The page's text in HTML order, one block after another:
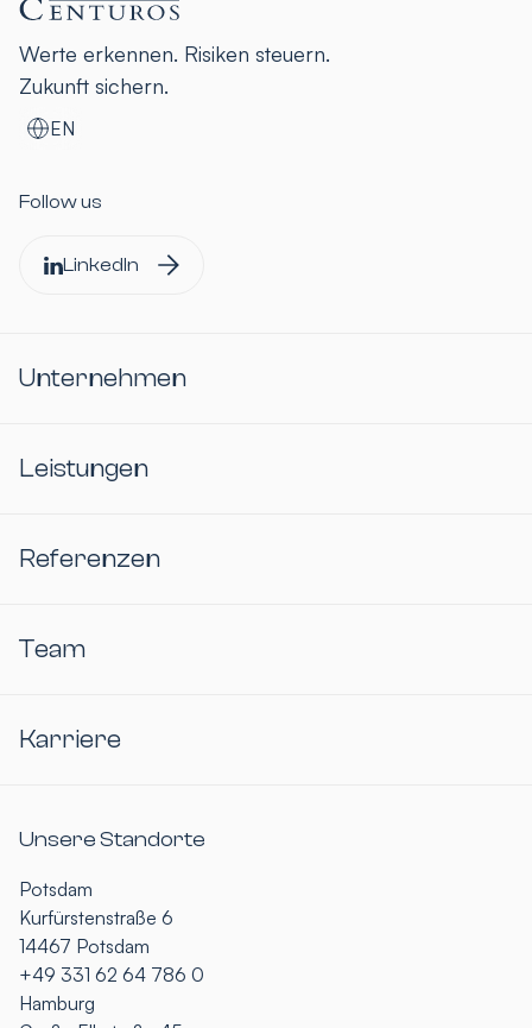
Werte erkennen. Risiken steuern.
Zukunft sichern.
EN
Follow us
LinkedIn
Unternehmen
Leistungen
Referenzen
Team
Karriere
Unsere Standorte
Potsdam
Kurfürstenstraße 6
14467 Potsdam
+49 331 62 64 786 0
Hamburg